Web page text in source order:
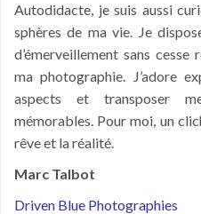
Autodidacte, je suis aussi
sphères de ma vie. Je
d’émerveillement sans
ma photographie. J’adore
aspects et transposer
mémorables. Pour moi, un
rêve et la réalité.
Marc Talbot
Driven Blue Photographies